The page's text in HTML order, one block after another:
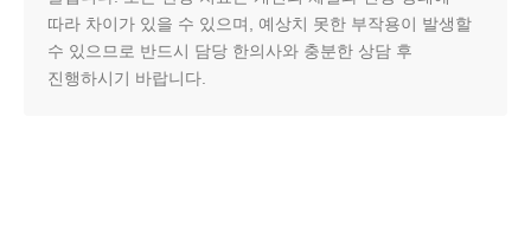
따라 차이가 있을 수 있으며, 예상치 못한 부작용이 발생할
수 있으므로 반드시 담당 한의사와 충분한 상담 후
진행하시기 바랍니다.